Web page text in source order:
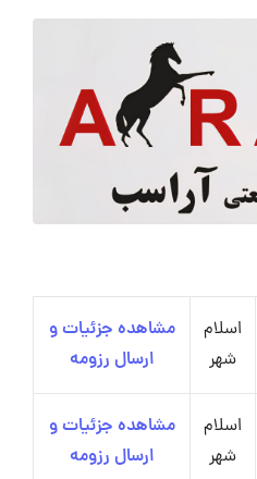
اسلام
شهر
مشاهده جزئیات و
ارسال رزومه
اسلام
شهر
مشاهده جزئیات و
ارسال رزومه